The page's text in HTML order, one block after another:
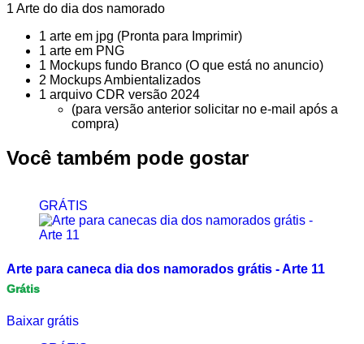
1 Arte do dia dos namorado
1 arte em jpg (Pronta para Imprimir)
1 arte em PNG
1 Mockups fundo Branco (O que está no anuncio)
2 Mockups Ambientalizados
1 arquivo CDR versão 2024
(para versão anterior solicitar no e-mail após a
compra)
Você também pode gostar
GRÁTIS
Arte para caneca dia dos namorados grátis - Arte 11
Grátis
Baixar grátis